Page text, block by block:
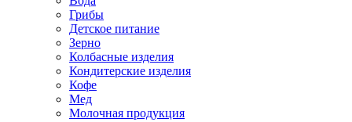
Грибы
Детское питание
Зерно
Колбасные изделия
Кондитерские изделия
Кофе
Мед
Молочная продукция